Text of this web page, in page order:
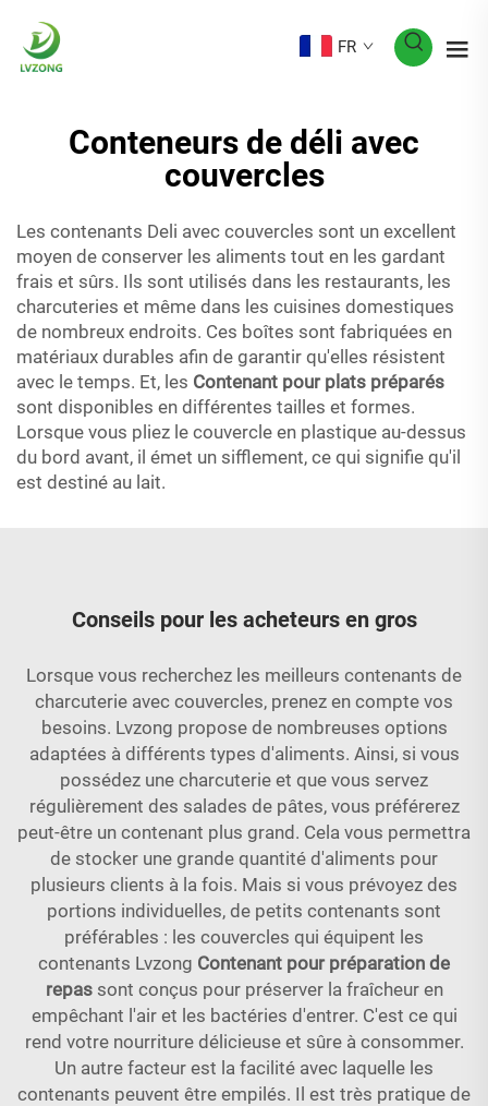
FR
Conteneurs de déli avec
couvercles
Les contenants Deli avec couvercles sont un excellent
moyen de conserver les aliments tout en les gardant
frais et sûrs. Ils sont utilisés dans les restaurants, les
charcuteries et même dans les cuisines domestiques
de nombreux endroits. Ces boîtes sont fabriquées en
matériaux durables afin de garantir qu'elles résistent
avec le temps. Et, les Contenant pour plats préparés
sont disponibles en différentes tailles et formes.
Lorsque vous pliez le couvercle en plastique au-dessus
du bord avant, il émet un sifflement, ce qui signifie qu'il
est destiné au lait.
Conseils pour les acheteurs en gros
Lorsque vous recherchez les meilleurs contenants de
charcuterie avec couvercles, prenez en compte vos
besoins. Lvzong propose de nombreuses options
adaptées à différents types d'aliments. Ainsi, si vous
possédez une charcuterie et que vous servez
régulièrement des salades de pâtes, vous préférerez
peut-être un contenant plus grand. Cela vous permettra
de stocker une grande quantité d'aliments pour
plusieurs clients à la fois. Mais si vous prévoyez des
portions individuelles, de petits contenants sont
préférables : les couvercles qui équipent les
contenants Lvzong Contenant pour préparation de
repas sont conçus pour préserver la fraîcheur en
empêchant l'air et les bactéries d'entrer. C'est ce qui
rend votre nourriture délicieuse et sûre à consommer.
Un autre facteur est la facilité avec laquelle les
contenants peuvent être empilés. Il est très pratique de